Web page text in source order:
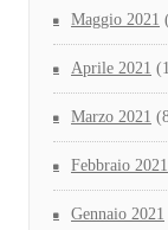
Maggio 2021
Aprile 2021
Marzo 2021
Febbraio 2021
Gennaio 2021